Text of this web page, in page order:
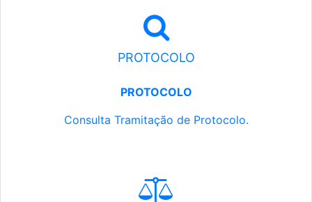
PROTOCOLO
PROTOCOLO
Consulta Tramitação de Protocolo.